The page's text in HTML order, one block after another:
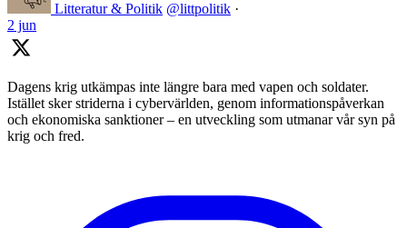
Litteratur & Politik @littpolitik ·
2 jun
Dagens krig utkämpas inte längre bara med vapen och soldater.
Istället sker striderna i cybervärlden, genom informationspåverkan
och ekonomiska sanktioner – en utveckling som utmanar vår syn på
krig och fred.